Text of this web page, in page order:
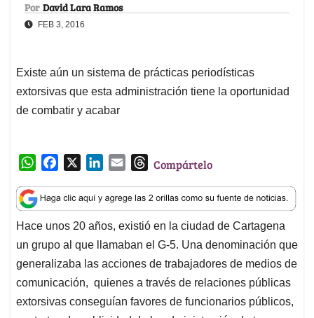
Por David Lara Ramos
FEB 3, 2016
Existe aún un sistema de prácticas periodísticas
extorsivas que esta administración tiene la oportunidad
de combatir y acabar
W
a
t
s
A
p
p
c
e
b
o
o
k
n
k
e
d
I
n
a
i
l
T
r
e
a
d
s
Compártelo
Hace unos 20 años, existió en la ciudad de Cartagena
un grupo al que llamaban el G-5. Una denominación que
generalizaba las acciones de trabajadores de medios de
comunicación, quienes a través de relaciones públicas
extorsivas conseguían favores de funcionarios públicos,